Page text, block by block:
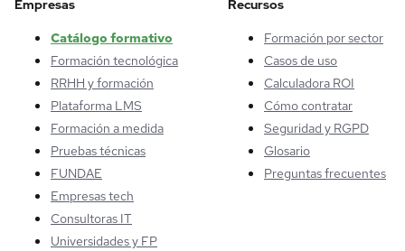
Empresas
Catálogo formativo
Formación tecnológica
RRHH y formación
Plataforma LMS
Formación a medida
Pruebas técnicas
FUNDAE
Empresas tech
Consultoras IT
Universidades y FP
Recursos
Formación por sector
Casos de uso
Calculadora ROI
Cómo contratar
Seguridad y RGPD
Glosario
Preguntas frecuentes